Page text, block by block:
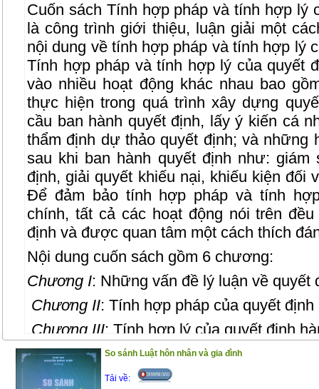
Cuốn sách Tính hợp pháp và tính hợp lý
là công trình giới thiệu, luận giải một
nội dung về tính hợp pháp và tính hợp lý
Tính hợp pháp và tính hợp lý của quyết
vào nhiều hoạt động khác nhau bao
thực hiện trong quá trình xây dựng
cầu ban hành quyết định, lấy ý kiến cá
thẩm định dự thảo quyết định; và những
sau khi ban hành quyết định như:
định, giải quyết khiếu nại, khiếu kiện đối
Để đảm bảo tính hợp pháp và tính
chính, tất cả các hoạt động nói trên
định và được quan tâm một cách thích
Nội dung cuốn sách gồm 6 chương:
Chương I: Những vấn đề lý luận về quyết
Chương II: Tính hợp pháp của quyết
Chương III: Tính hợp lý của quyết định
Chương IV: Mối liên hệ giữa tính hợp
Chương IV : Bảo đảm tính hợp pháp và
So sánh Luật hôn nhân và gia đình
Tải về: